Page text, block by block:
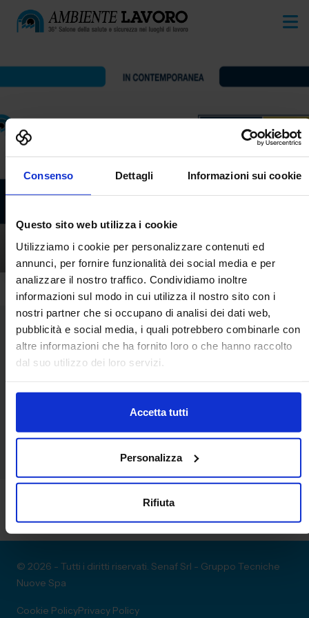
Consenso Dettagli Informazioni sui cookie
Questo sito web utilizza i cookie
Utilizziamo i cookie per personalizzare contenuti ed
annunci, per fornire funzionalità dei social media e per
analizzare il nostro traffico. Condividiamo inoltre
informazioni sul modo in cui utilizza il nostro sito con i
nostri partner che si occupano di analisi dei dati web,
pubblicità e social media, i quali potrebbero combinarle con
altre informazioni che ha fornito loro o che hanno raccolto
dal suo utilizzo dei loro servizi.
Accetta tutti
Personalizza
Rifiuta
O.P.N. ITALIA LAVORO
AMBIENTE LAVORO
Home
Convegni
Nessun Convegno presente
© 2026 - Tutti i diritti riservati. Senaf Srl - Gruppo Tecniche
Nuove Spa
Cookie PolicyPrivacy Policy